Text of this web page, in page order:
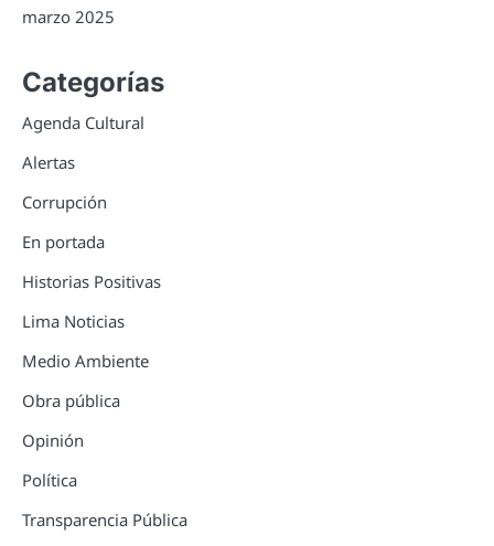
marzo 2025
Categorías
Agenda Cultural
Alertas
Corrupción
En portada
Historias Positivas
Lima Noticias
Medio Ambiente
Obra pública
Opinión
Política
Transparencia Pública